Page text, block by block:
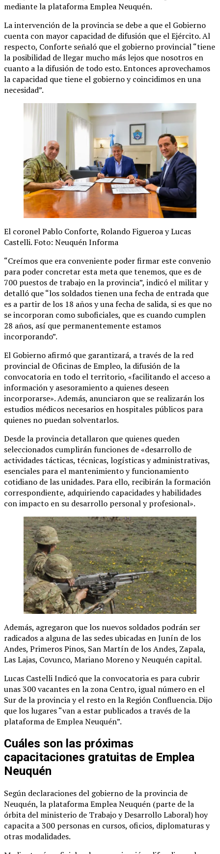
mediante la plataforma Emplea Neuquén.
La intervención de la provincia se debe a que el Gobierno
cuenta con mayor capacidad de difusión que el Ejército. Al
respecto, Conforte señaló que el gobierno provincial “tiene
la posibilidad de llegar mucho más lejos que nosotros en
cuanto a la difusión de todo esto. Entonces aprovechamos
la capacidad que tiene el gobierno y coincidimos en una
necesidad”.
El coronel Pablo Conforte, Rolando Figueroa y Lucas
Castelli. Foto: Neuquén Informa
“Creímos que era conveniente poder firmar este convenio
para poder concretar esta meta que tenemos, que es de
700 puestos de trabajo en la provincia”, indicó el militar y
detalló que “los soldados tienen una fecha de entrada que
es a partir de los 18 años y una fecha de salida, si es que no
se incorporan como suboficiales, que es cuando cumplen
28 años, así que permanentemente estamos
incorporando”.
El Gobierno afirmó que garantizará, a través de la red
provincial de Oficinas de Empleo, la difusión de la
convocatoria en todo el territorio, «facilitando el acceso a
información y asesoramiento a quienes deseen
incorporarse». Además, anunciaron que se realizarán los
estudios médicos necesarios en hospitales públicos para
quienes no puedan solventarlos.
Desde la provincia detallaron que quienes queden
seleccionados cumplirán funciones de «desarrollo de
actividades tácticas, técnicas, logísticas y administrativas,
esenciales para el mantenimiento y funcionamiento
cotidiano de las unidades. Para ello, recibirán la formación
correspondiente, adquiriendo capacidades y habilidades
con impacto en su desarrollo personal y profesional».
Además, agregaron que los nuevos soldados podrán ser
radicados a alguna de las sedes ubicadas en Junín de los
Andes, Primeros Pinos, San Martín de los Andes, Zapala,
Las Lajas, Covunco, Mariano Moreno y Neuquén capital.
Lucas Castelli Indicó que la convocatoria es para cubrir
unas 300 vacantes en la zona Centro, igual número en el
Sur de la provincia y el resto en la Región Confluencia. Dijo
que los lugares “van a estar publicados a través de la
plataforma de Emplea Neuquén”.
Cuáles son las próximas
capacitaciones gratuitas de Emplea
Neuquén
Según declaraciones del gobierno de la provincia de
Neuquén, la plataforma Emplea Neuquén (parte de la
órbita del ministerio de Trabajo y Desarrollo Laboral) hoy
capacita a 300 personas en cursos, oficios, diplomaturas y
otras modalidades.